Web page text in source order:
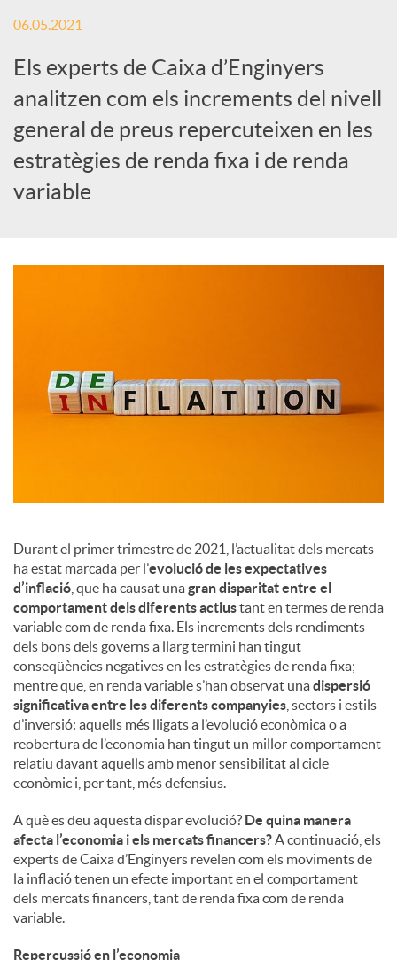
x
e
s
S
06.05.2021
Els experts de Caixa d’Enginyers
analitzen com els increments del nivell
general de preus repercuteixen en les
estratègies de renda fixa i de renda
variable
Durant el primer trimestre de 2021, l’actualitat dels mercats
ha estat marcada per l’evolució de les expectatives
d’inflació , que ha causat unagran disparitat entre el
comportament dels diferents actiustant en termes de renda
variable com de renda fixa. Els increments dels rendiments
dels bons dels governs a llarg termini han tingut
conseqüències negatives en les estratègies de renda fixa;
mentre que, en renda variable s’han observat unadispersió
significativa entre les diferents companyies , sectors i estils
d’inversió: aquells més lligats a l’evolució econòmica o a
reobertura de l’economia han tingut un millor comportament
relatiu davant aquells amb menor sensibilitat al cicle
econòmic i, per tant, més defensius.
A què es deu aquesta dispar evolució? De quina manera
afecta l’economia i els mercats financers?A continuació, els
experts de Caixa d’Enginyers revelen com els moviments de
la inflació tenen un efecte important en el comportament
dels mercats financers, tant de renda fixa com de renda
variable.
Repercussió en l’economia